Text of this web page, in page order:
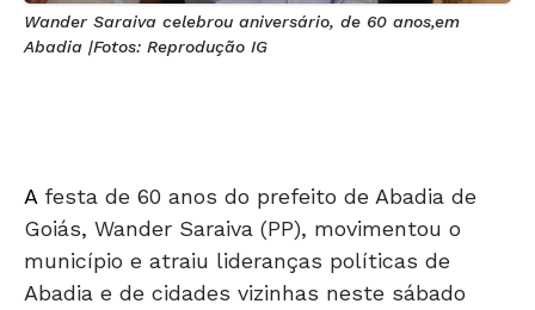
Wander Saraiva celebrou aniversário, de 60 anos,em
Abadia |Fotos: Reprodução IG
Goiás, Wander Saraiva (PP), movimentou o
município e atraiu lideranças políticas de
Abadia e de cidades vizinhas neste sábado
(14).